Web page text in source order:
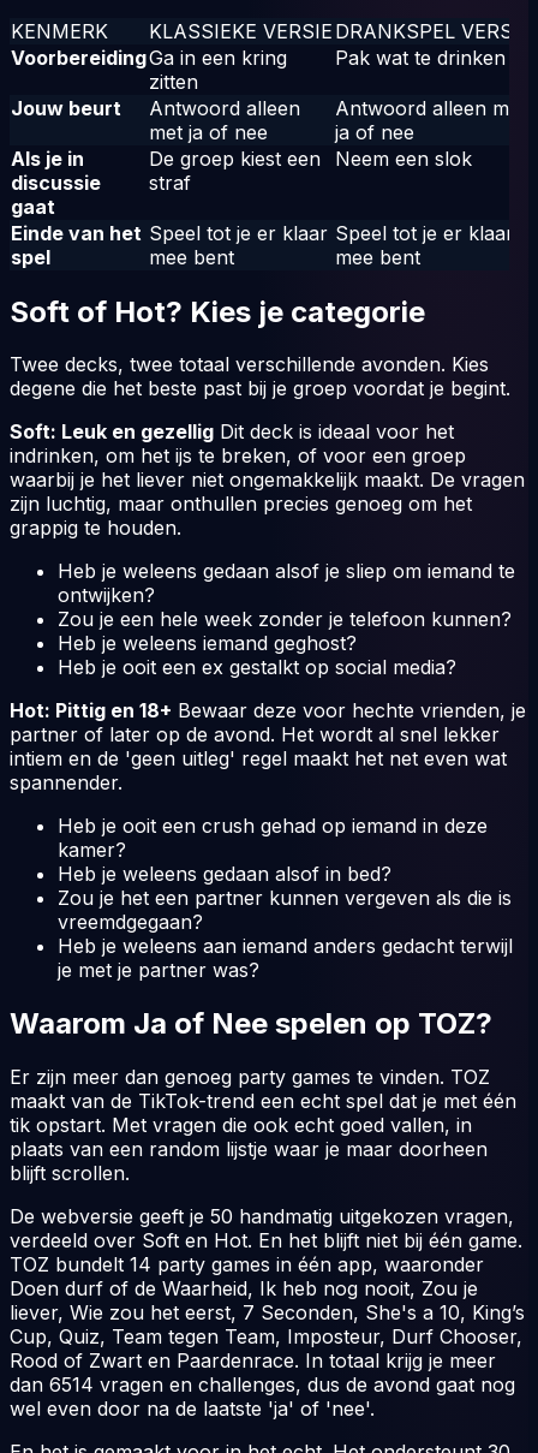
KENMERK
KLASSIEKE VERSIE DRANKSPEL VERSIE
VoorbereidingGa in een kring
zitten
Pak wat te drinken
Jouw beurt
Antwoord alleen
met ja of nee
Antwoord alleen met
ja of nee
Als je in
discussie
gaat
De groep kiest een
straf
Neem een slok
Einde van het
spel
Speel tot je er klaar
mee bent
Speel tot je er klaar
mee bent
Soft of Hot? Kies je categorie
Twee decks, twee totaal verschillende avonden. Kies
degene die het beste past bij je groep voordat je begint.
Soft: Leuk en gezellig Dit deck is ideaal voor het
indrinken, om het ijs te breken, of voor een groep
waarbij je het liever niet ongemakkelijk maakt. De vragen
zijn luchtig, maar onthullen precies genoeg om het
grappig te houden.
Heb je weleens gedaan alsof je sliep om iemand te
ontwijken?
Zou je een hele week zonder je telefoon kunnen?
Heb je weleens iemand geghost?
Heb je ooit een ex gestalkt op social media?
Hot: Pittig en 18+ Bewaar deze voor hechte vrienden, je
partner of later op de avond. Het wordt al snel lekker
intiem en de 'geen uitleg' regel maakt het net even wat
spannender.
Heb je ooit een crush gehad op iemand in deze
kamer?
Heb je weleens gedaan alsof in bed?
Zou je het een partner kunnen vergeven als die is
vreemdgegaan?
Heb je weleens aan iemand anders gedacht terwijl
je met je partner was?
Waarom Ja of Nee spelen op TOZ?
Er zijn meer dan genoeg party games te vinden. TOZ
maakt van de TikTok-trend een echt spel dat je met één
tik opstart. Met vragen die ook echt goed vallen, in
plaats van een random lijstje waar je maar doorheen
blijft scrollen.
De webversie geeft je 50 handmatig uitgekozen vragen,
verdeeld over Soft en Hot. En het blijft niet bij één game.
TOZ bundelt 14 party games in één app, waaronder
Doen durf of de Waarheid, Ik heb nog nooit, Zou je
liever, Wie zou het eerst, 7 Seconden, She's a 10, King’s
Cup, Quiz, Team tegen Team, Imposteur, Durf Chooser,
Rood of Zwart en Paardenrace. In totaal krijg je meer
dan 6514 vragen en challenges, dus de avond gaat nog
wel even door na de laatste 'ja' of 'nee'.